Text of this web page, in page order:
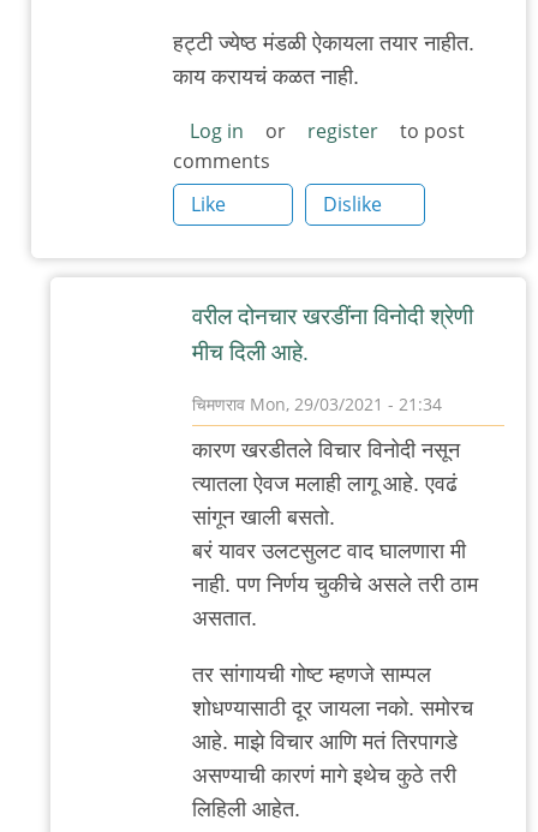
हट्टी ज्येष्ठ मंडळी ऐकायला तयार नाहीत.
काय करायचं कळत नाही.
Log in or register
to post
comments
Like
Dislike
वरील दोनचार खरडींना विनोदी श्रेणी
मीच दिली आहे.
चिमणराव Mon, 29/03/2021 - 21:34
to
+१
चिक्कर
अस्वल
कारण खरडीतले विचार विनोदी नसून
त्यातला ऐवज मलाही लागू आहे. एवढं
सांगून खाली बसतो.
बरं यावर उलटसुलट वाद घालणारा मी
नाही. पण निर्णय चुकीचे असले तरी ठाम
असतात.
तर सांगायची गोष्ट म्हणजे साम्पल
शोधण्यासाठी दूर जायला नको. समोरच
आहे. माझे विचार आणि मतं तिरपागडे
असण्याची कारणं मागे इथेच कुठे तरी
लिहिली आहेत.